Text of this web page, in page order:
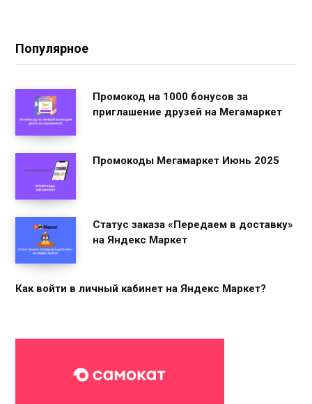
Популярное
Промокод на 1000 бонусов за
приглашение друзей на Мегамаркет
Промокоды Мегамаркет Июнь 2025
Статус заказа «Передаем в доставку»
на Яндекс Маркет
Как войти в личный кабинет на Яндекс Маркет?